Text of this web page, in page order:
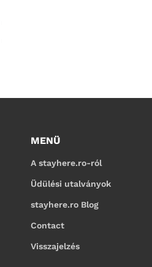
MENÜ
A stayhere.ro-ról
Üdülési utalványok
stayhere.ro Blog
Contact
Visszajelzés